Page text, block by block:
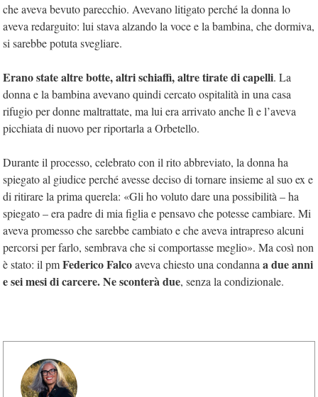
che aveva bevuto parecchio. Avevano litigato perché la donna lo
aveva redarguito: lui stava alzando la voce e la bambina, che dormiva,
si sarebbe potuta svegliare.
Erano state altre botte, altri schiaffi, altre tirate di capelli. La
donna e la bambina avevano quindi cercato ospitalità in una casa
rifugio per donne maltrattate, ma lui era arrivato anche lì e l’aveva
picchiata di nuovo per riportarla a Orbetello.
Durante il processo, celebrato con il rito abbreviato, la donna ha
spiegato al giudice perché avesse deciso di tornare insieme al suo ex e
di ritirare la prima querela: «Gli ho voluto dare una possibilità – ha
spiegato – era padre di mia figlia e pensavo che potesse cambiare. Mi
aveva promesso che sarebbe cambiato e che aveva intrapreso alcuni
percorsi per farlo, sembrava che si comportasse meglio». Ma così non
è stato: il pmFederico Falcoaveva chiesto una condanna a due anni
e sei mesi di carcere. Ne sconterà due, senza la condizionale.